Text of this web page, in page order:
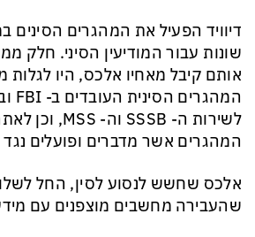
דיוויד הפעיל את המהגרים הסינים
שונות עבור המודיעין הסיני. חלק
אותם קיבל מאחיו אלכס, היו לגלות
המהגרים הסינית העובדים ב- FBI
לשירות ה- SSSB וה- MSS, וכן
המהגרים אשר מדברים ופועלים נגד
אלכס שחשש לנסוע לסין, החל
שהעבירה מחשבים מוצפנים עם